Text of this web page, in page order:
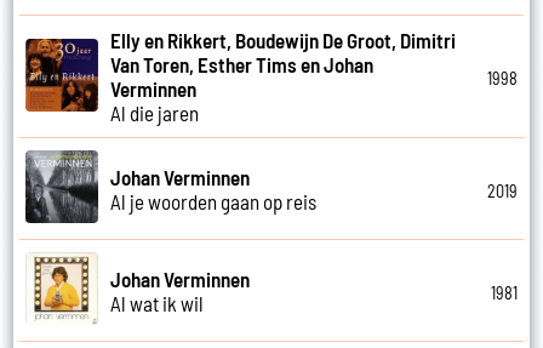
Elly en Rikkert, Boudewijn De Groot, Dimitri
Van Toren, Esther Tims en Johan
Verminnen
Al die jaren
1998
Johan Verminnen
Al je woorden gaan op reis
2019
Johan Verminnen
Al wat ik wil
1981